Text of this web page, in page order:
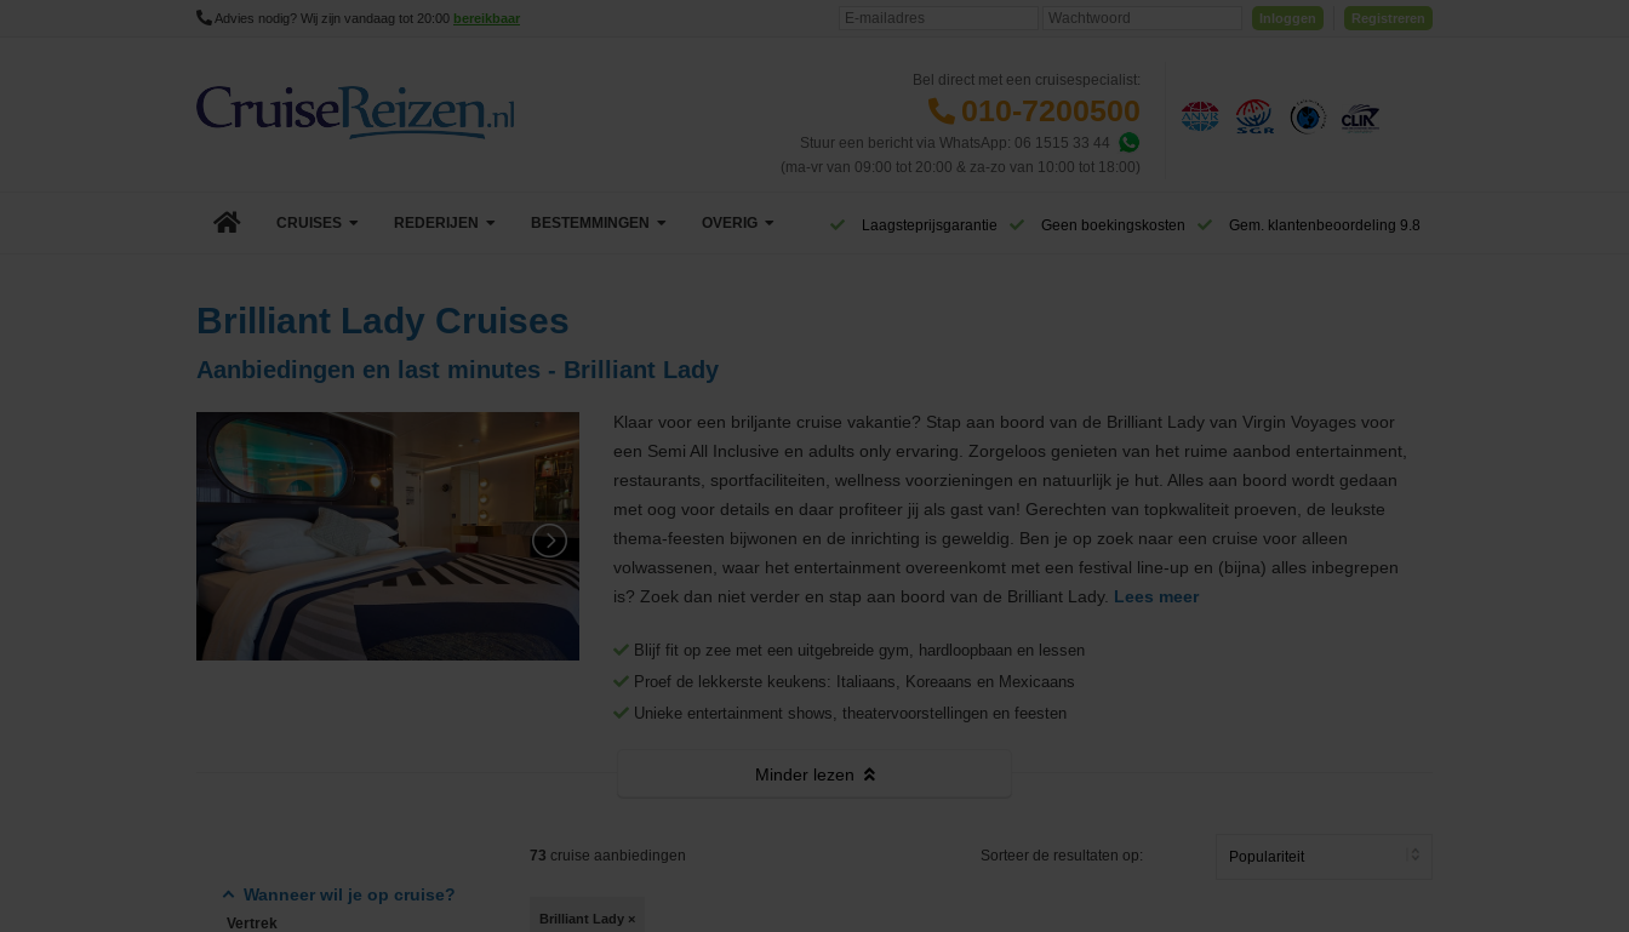
Advies nodig? Wij zijn vandaag tot 20:00 bereikbaar Inloggen Registreren
Bel direct met een cruisespecialist:
010-7200500
Stuur een bericht via WhatsApp: 06 1515 33 44
(ma-vr van 09:00 tot 20:00 & za-zo van 10:00 tot 18:00)
CRUISES
Aanbiedingen
Goedkope Cruises
Minicruises
Grand Voyages & Wereldcruises
Cruises vanuit Nederland
Single cruises
REDERIJEN
Azamara
Celebrity Cruises
Costa Cruises
Cunard Line
MSC Cruises
BESTEMMINGEN
Azië
Caribbean & Midden-Amerika West-Caribbean
Oost-Caribbean
Dubai & Emiraten
Middellandse Zee West-Middellandse Zee
Noord-Amerika
Hawaii
Noordkaap
Oostzee & Baltische staten
Australië & Nieuw Zeeland
Frans Polynesië
OVERIG
Eerste cruise
Veelgestelde vragen
Laagsteprijsgarantie Geen boekingskosten Gem. klantenbeoordeling 9.8
Brilliant Lady Cruises
Aanbiedingen en last minutes - Brilliant Lady
Klaar voor een briljante cruise vakantie? Stap aan boord van de Brilliant Lady van Virgin Voyages voor
een Semi All Inclusive en adults only ervaring. Zorgeloos genieten van het ruime aanbod entertainment,
restaurants, sportfaciliteiten, wellness voorzieningen en natuurlijk je hut. Alles aan boord wordt gedaan
met oog voor details en daar profiteer jij als gast van! Gerechten van topkwaliteit proeven, de leukste
thema-feesten bijwonen en de inrichting is geweldig. Ben je op zoek naar een cruise voor alleen
volwassenen, waar het entertainment overeenkomt met een festival line-up en (bijna) alles inbegrepen
is? Zoek dan niet verder en stap aan boord van de Brilliant Lady. Lees meer
Blijf fit op zee met een uitgebreide gym, hardloopbaan en lessen
Proef de lekkerste keukens: Italiaans, Koreaans en Mexicaans
Unieke entertainment shows, theatervoorstellingen en feesten
Minderlezen
Wanneer wil je op cruise?
Vertrek
73 cruise aanbiedingen Sorteer de resultaten op:
Brilliant Lady ×